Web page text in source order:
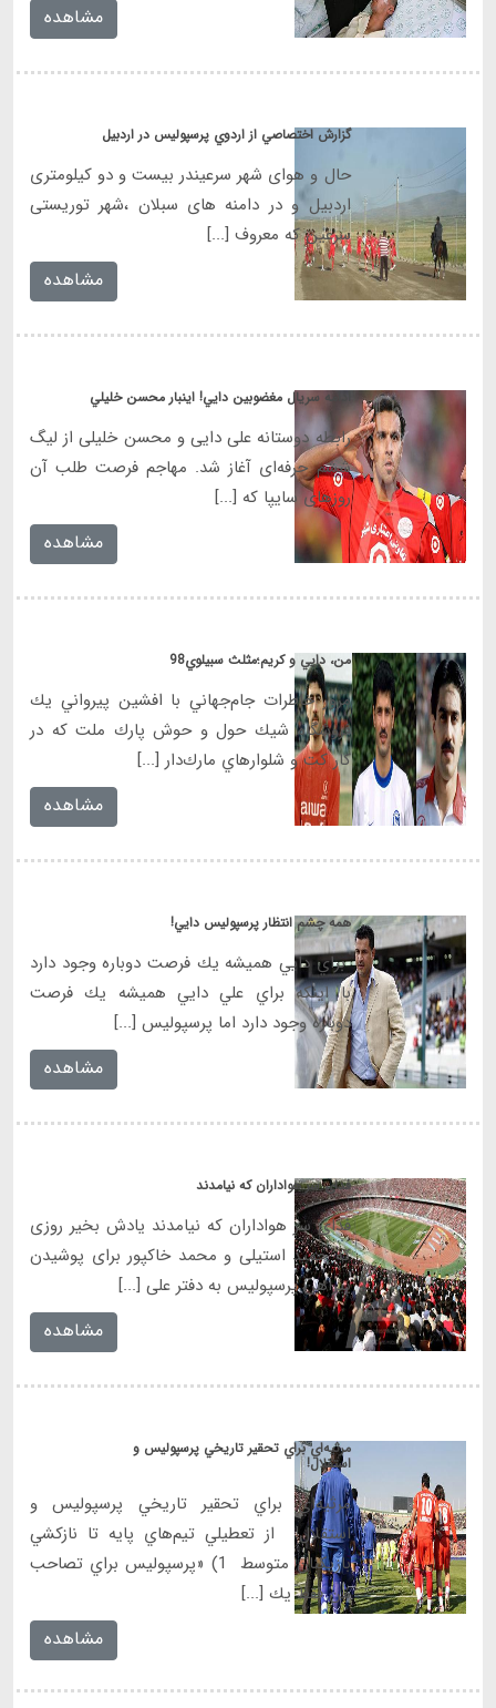
مشاهده
گزارش اختصاصي از اردوي پرسپوليس در اردبيل
حال و هوای شهر سرعیندر بیست و دو کیلومتری
اردبیل و در دامنه های سبلان ،شهر توریستی
سرعین که معروف [...]
مشاهده
ادامه سريال مغضوبين دايي! اينبار محسن خليلي
رابطه دوستانه علی دایی و محسن خلیلی از لیگ
ششم حرفه‌ای آغاز شد. مهاجم فرصت طلب آن
روزهای سایپا که [...]
مشاهده
من، دايي و كريم؛مثلث سبيلوي98
مرور خاطرات جام‌جهاني با افشين پيرواني يك
فروشگاه شيك حول و حوش پارك ملت كه در
كار كت و شلوارهاي مارك‌دار [...]
مشاهده
همه چشم انتظار پرسپوليس دايي!
براي دايي هميشه يك فرصت دوباره وجود دارد
با اينكه براي علي دايي هميشه يك فرصت
دوباره وجود دارد اما پرسپوليس [...]
مشاهده
فدای سر هواداران که نیامدند
فدای سر هواداران که نیامدند یادش بخیر روزی
که حمید استیلی و محمد خاکپور برای پوشیدن
پیراهن پرسپولیس به دفتر علی [...]
مشاهده
مرثيه‌اي براي تحقير تاريخي پرسپوليس و
استقلال!
مرثيه‌اي براي تحقير تاريخي پرسپوليس و
استقلال! از تعطيلي تيم‌هاي پايه تا نازكشي
بازيكنان متوسط 1) «پرسپوليس براي تصاحب
من فقط يك [...]
مشاهده